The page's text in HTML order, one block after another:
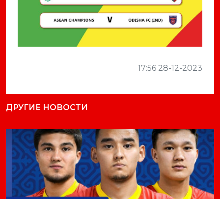
17:56 28-12-2023
ДРУГИЕ НОВОСТИ